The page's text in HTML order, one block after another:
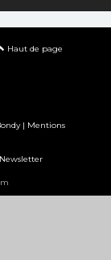
Haut de page
| Mentions
Newsletter